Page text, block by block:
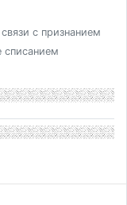
связи с признанием